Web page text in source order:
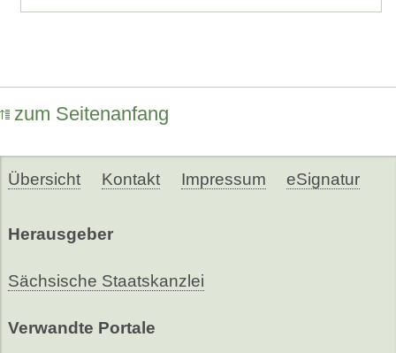
zum Seitenanfang
Übersicht Kontakt Impressum eSignatur
Herausgeber
Sächsische Staatskanzlei
Verwandte Portale